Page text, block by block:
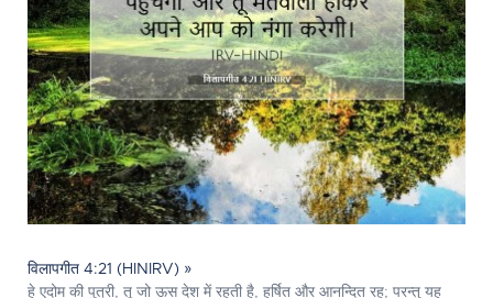
विलापगीत 4:21 (HINIRV) »
हे एदोम की पुत्री, तू जो ऊस देश में रहती है, हर्षित और आनन्दित रह; परन्तु यह